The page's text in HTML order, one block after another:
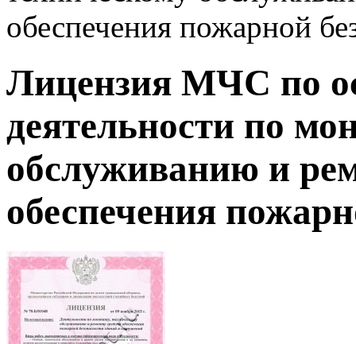
обеспечения пожарной
Лицензия МЧС по
деятельности по
обслуживанию и
обеспечения